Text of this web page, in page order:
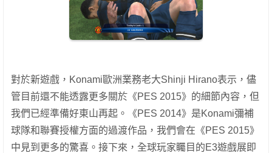
對於新遊戲，Konami歐洲業務老大Shinji Hirano表示，儘
管目前還不能透露更多關於《PES 2015》的細節內容，但
我們已經準備好東山再起。《PES 2014》是Konami彌補
球隊和聯賽授權方面的過渡作品，我們會在《PES 2015》
中見到更多的驚喜。接下來，全球玩家矚目的E3遊戲展即